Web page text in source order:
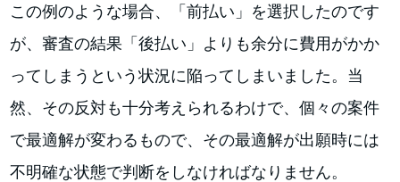
この例のような場合、「前払い」を選択したのです
が、審査の結果「後払い」よりも余分に費用がかか
ってしまうという状況に陥ってしまいました。当
然、その反対も十分考えられるわけで、個々の案件
で最適解が変わるもので、その最適解が出願時には
不明確な状態で判断をしなければなりません。